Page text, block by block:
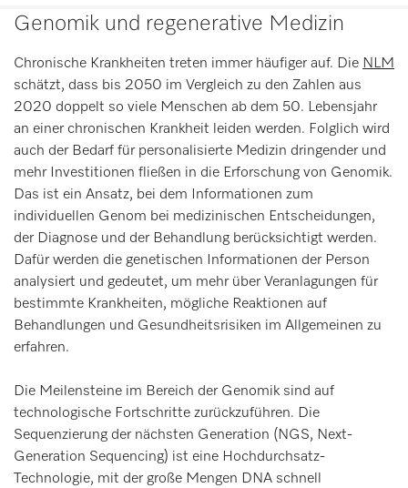
Genomik und regenerative Medizin
Chronische Krankheiten treten immer häufiger auf. Die NLM
schätzt, dass bis 2050 im Vergleich zu den Zahlen aus
2020 doppelt so viele Menschen ab dem 50. Lebensjahr
an einer chronischen Krankheit leiden werden. Folglich wird
auch der Bedarf für personalisierte Medizin dringender und
mehr Investitionen fließen in die Erforschung von Genomik.
Das ist ein Ansatz, bei dem Informationen zum
individuellen Genom bei medizinischen Entscheidungen,
der Diagnose und der Behandlung berücksichtigt werden.
Dafür werden die genetischen Informationen der Person
analysiert und gedeutet, um mehr über Veranlagungen für
bestimmte Krankheiten, mögliche Reaktionen auf
Behandlungen und Gesundheitsrisiken im Allgemeinen zu
erfahren.
Die Meilensteine im Bereich der Genomik sind auf
technologische Fortschritte zurückzuführen. Die
Sequenzierung der nächsten Generation (NGS, Next-
Generation Sequencing) ist eine Hochdurchsatz-
Technologie, mit der große Mengen DNA schnell